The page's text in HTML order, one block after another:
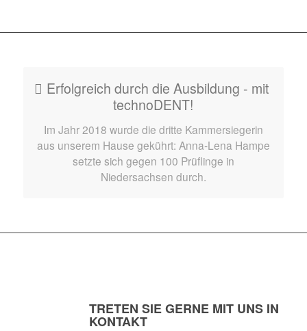
Erfolgreich durch die Ausbildung - mit
technoDENT!
Im Jahr 2018 wurde die dritte Kammersiegerin
aus unserem Hause gekührt: Anna-Lena Hampe
setzte sich gegen 100 Prüflinge in
Niedersachsen durch.
TRETEN SIE GERNE MIT UNS IN
KONTAKT